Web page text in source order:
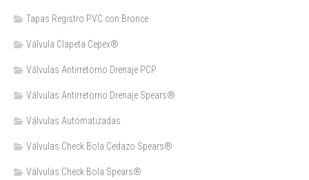
Tapas Registro PVC con Bronce
Válvula Clapeta Cepex®
Válvulas Antirretorno Drenaje PCP
Válvulas Antirretorno Drenaje Spears®
Válvulas Automatizadas
Válvulas Check Bola Cedazo Spears®
Válvulas Check Bola Spears®